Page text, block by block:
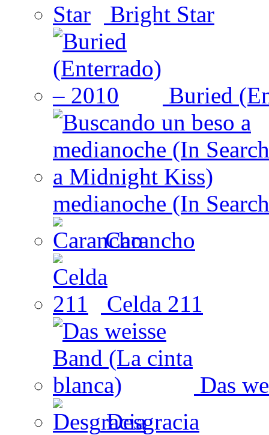
Bright Star
Buried
medianoche (In
Carancho
Celda 211
Das
Desgracia